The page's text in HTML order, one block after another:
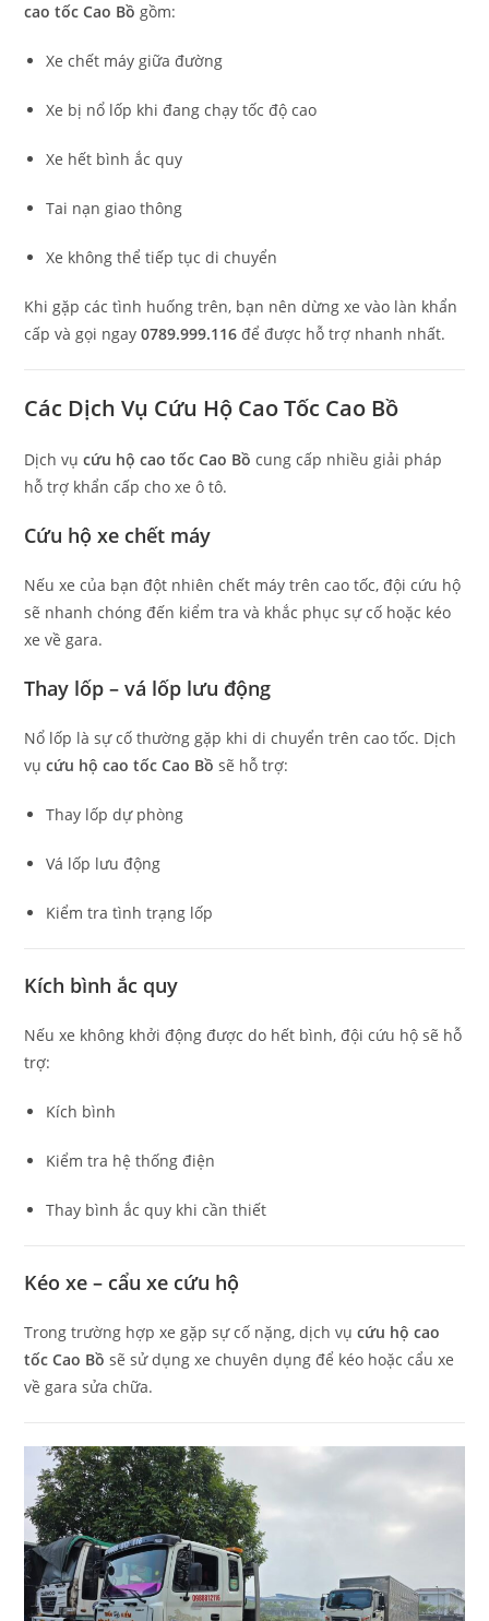
cao tốc Cao Bồ gồm:
Xe chết máy giữa đường
Xe bị nổ lốp khi đang chạy tốc độ cao
Xe hết bình ắc quy
Tai nạn giao thông
Xe không thể tiếp tục di chuyển
Khi gặp các tình huống trên, bạn nên dừng xe vào làn khẩn
cấp và gọi ngay0789.999.116 để được hỗ trợ nhanh nhất.
Các Dịch Vụ Cứu Hộ Cao Tốc Cao Bồ
Dịch vụcứu hộ cao tốc Cao Bồ cung cấp nhiều giải pháp
hỗ trợ khẩn cấp cho xe ô tô.
Cứu hộ xe chết máy
Nếu xe của bạn đột nhiên chết máy trên cao tốc, đội cứu hộ
sẽ nhanh chóng đến kiểm tra và khắc phục sự cố hoặc kéo
xe về gara.
Thay lốp – vá lốp lưu động
Nổ lốp là sự cố thường gặp khi di chuyển trên cao tốc. Dịch
vụcứu hộ cao tốc Cao Bồ sẽ hỗ trợ:
Thay lốp dự phòng
Vá lốp lưu động
Kiểm tra tình trạng lốp
Kích bình ắc quy
Nếu xe không khởi động được do hết bình, đội cứu hộ sẽ hỗ
trợ:
Kích bình
Kiểm tra hệ thống điện
Thay bình ắc quy khi cần thiết
Kéo xe – cẩu xe cứu hộ
Trong trường hợp xe gặp sự cố nặng, dịch vụcứu hộ cao
tốc Cao Bồ sẽ sử dụng xe chuyên dụng để kéo hoặc cẩu xe
về gara sửa chữa.